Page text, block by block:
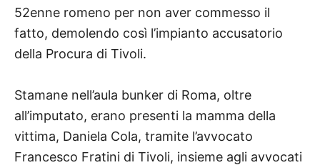
52enne romeno per non aver commesso il
fatto, demolendo così l’impianto accusatorio
della Procura di Tivoli.
Stamane nell’aula bunker di Roma, oltre
all’imputato, erano presenti la mamma della
vittima, Daniela Cola, tramite l’avvocato
Francesco Fratini di Tivoli, insieme agli avvocati